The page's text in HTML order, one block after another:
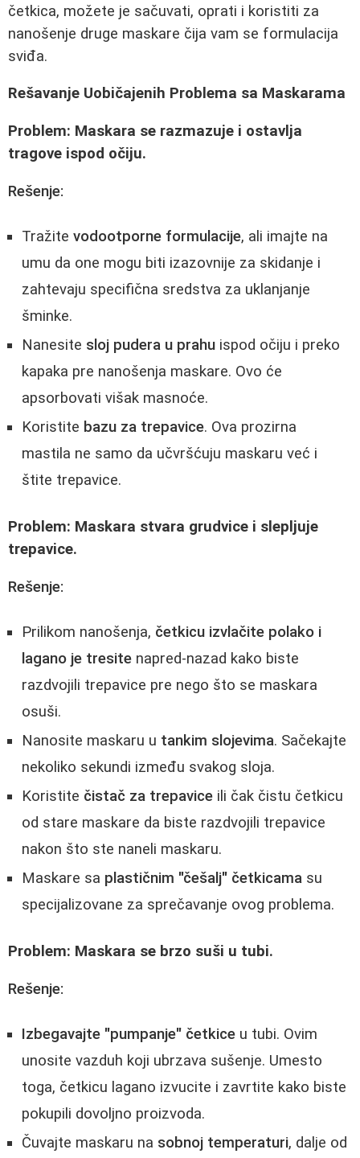
četkica, možete je sačuvati, oprati i koristiti za
nanošenje druge maskare čija vam se formulacija
sviđa.
Rešavanje Uobičajenih Problema sa Maskarama
Problem: Maskara se razmazuje i ostavlja
tragove ispod očiju.
Rešenje:
Tražite vodootporne formulacije, ali imajte na
umu da one mogu biti izazovnije za skidanje i
zahtevaju specifična sredstva za uklanjanje
šminke.
Nanesite sloj pudera u prahu ispod očiju i preko
kapaka pre nanošenja maskare. Ovo će
apsorbovati višak masnoće.
Koristite bazu za trepavice. Ova prozirna
mastila ne samo da učvršćuju maskaru već i
štite trepavice.
Problem: Maskara stvara grudvice i slepljuje
trepavice.
Rešenje:
Prilikom nanošenja, četkicu izvlačite polako i
lagano je tresite napred-nazad kako biste
razdvojili trepavice pre nego što se maskara
osuši.
Nanosite maskaru u tankim slojevima. Sačekajte
nekoliko sekundi između svakog sloja.
Koristite čistač za trepavice ili čak čistu četkicu
od stare maskare da biste razdvojili trepavice
nakon što ste naneli maskaru.
Maskare sa plastičnim "češalj" četkicama su
specijalizovane za sprečavanje ovog problema.
Problem: Maskara se brzo suši u tubi.
Rešenje:
Izbegavajte "pumpanje" četkice u tubi. Ovim
unosite vazduh koji ubrzava sušenje. Umesto
toga, četkicu lagano izvucite i zavrtite kako biste
pokupili dovoljno proizvoda.
Čuvajte maskaru na sobnoj temperaturi, dalje od